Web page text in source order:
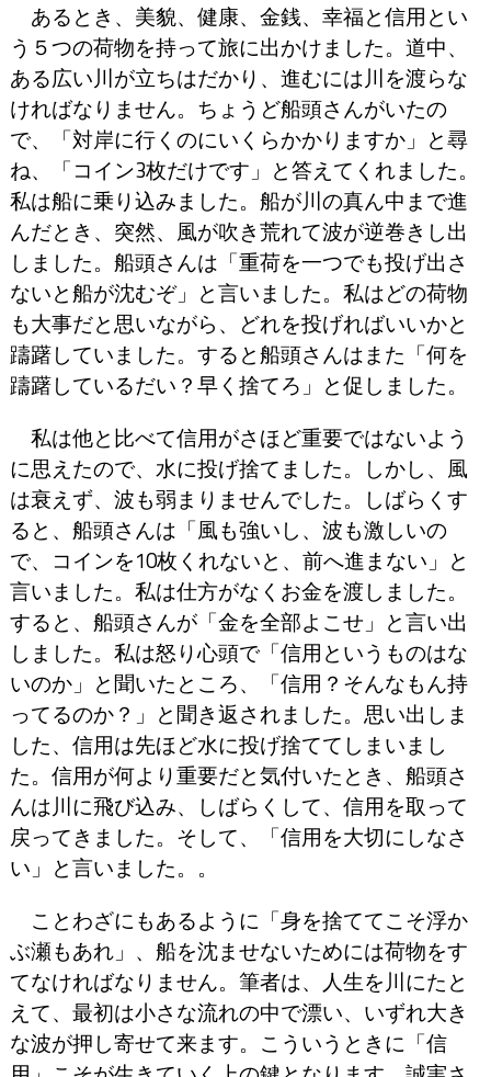
あるとき、美貌、健康、金銭、幸福と信用とい
う５つの荷物を持って旅に出かけました。道中、
ある広い川が立ちはだかり、進むには川を渡らな
ければなりません。ちょうど船頭さんがいたの
で、「対岸に行くのにいくらかかりますか」と尋
ね、「コイン3枚だけです」と答えてくれました。
私は船に乗り込みました。船が川の真ん中まで進
んだとき、突然、風が吹き荒れて波が逆巻きし出
しました。船頭さんは「重荷を一つでも投げ出さ
ないと船が沈むぞ」と言いました。私はどの荷物
も大事だと思いながら、どれを投げればいいかと
躊躇していました。すると船頭さんはまた「何を
躊躇しているだい？早く捨てろ」と促しました。
私は他と比べて信用がさほど重要ではないよう
に思えたので、水に投げ捨てました。しかし、風
は衰えず、波も弱まりませんでした。しばらくす
ると、船頭さんは「風も強いし、波も激しいの
で、コインを10枚くれないと、前へ進まない」と
言いました。私は仕方がなくお金を渡しました。
すると、船頭さんが「金を全部よこせ」と言い出
しました。私は怒り心頭で「信用というものはな
いのか」と聞いたところ、「信用？そんなもん持
ってるのか？」と聞き返されました。思い出しま
した、信用は先ほど水に投げ捨ててしまいまし
た。信用が何より重要だと気付いたとき、船頭さ
んは川に飛び込み、しばらくして、信用を取って
戻ってきました。そして、「信用を大切にしなさ
い」と言いました。。
ことわざにもあるように「身を捨ててこそ浮か
ぶ瀬もあれ」、船を沈ませないためには荷物をす
てなければなりません。筆者は、人生を川にたと
えて、最初は小さな流れの中で漂い、いずれ大き
な波が押し寄せて来ます。こういうときに「信